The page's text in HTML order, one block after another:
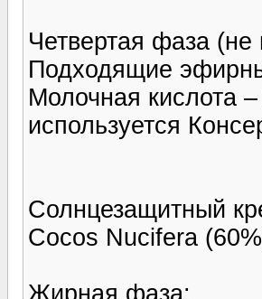
Четвертая фаза
Подходящие
Молочная кислота
используется
Солнцезащитный
Cocos Nucifera
Жирная фаза: